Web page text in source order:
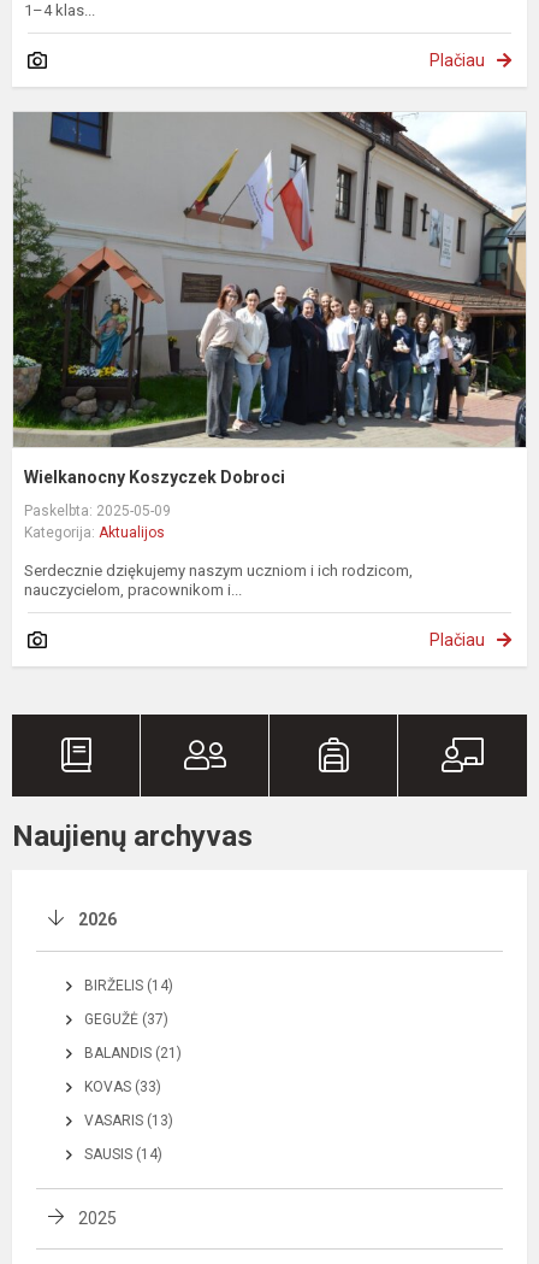
1–4 klas...
Plačiau
Wielkanocny Koszyczek Dobroci
Paskelbta: 2025-05-09
Kategorija: Aktualijos
Serdecznie dziękujemy naszym uczniom i ich rodzicom,
nauczycielom, pracownikom i...
Plačiau
Naujienų archyvas
2026
BIRŽELIS (14)
GEGUŽĖ (37)
BALANDIS (21)
KOVAS (33)
VASARIS (13)
SAUSIS (14)
2025